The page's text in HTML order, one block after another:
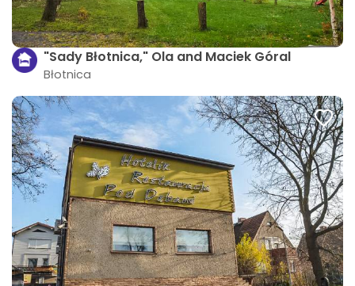
"Sady Błotnica," Ola and Maciek Góral
Błotnica